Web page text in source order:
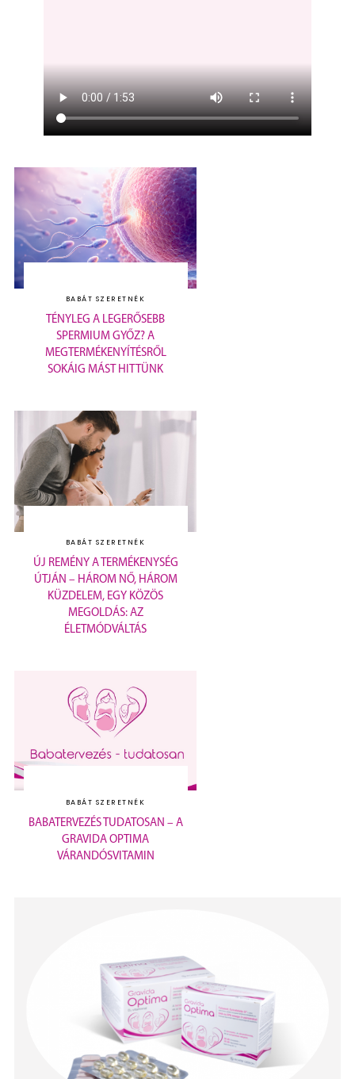
BABÁT SZERETNÉK
TÉNYLEG A LEGERŐSEBB
SPERMIUM GYŐZ? A
MEGTERMÉKENYÍTÉSRŐL
SOKÁIG MÁST HITTÜNK
BABÁT SZERETNÉK
ÚJ REMÉNY A TERMÉKENYSÉG
ÚTJÁN – HÁROM NŐ, HÁROM
KÜZDELEM, EGY KÖZÖS
MEGOLDÁS: AZ
ÉLETMÓDVÁLTÁS
BABÁT SZERETNÉK
BABATERVEZÉS TUDATOSAN – A
GRAVIDA OPTIMA
VÁRANDÓSVITAMIN